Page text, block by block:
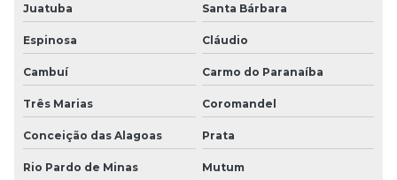
Juatuba Santa Bárbara
Espinosa Cláudio
Cambuí Carmo do Paranaíba
Três Marias Coromandel
Conceição das Alagoas Prata
Rio Pardo de Minas Mutum